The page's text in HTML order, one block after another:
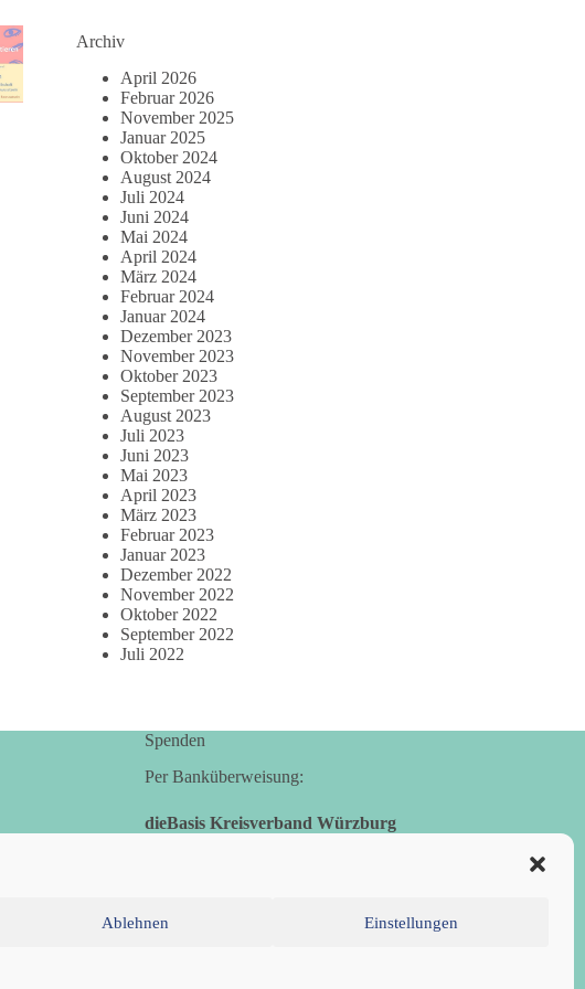
Ablehnen Einstellungen
Archiv
April 2026
Februar 2026
November 2025
Januar 2025
Oktober 2024
August 2024
Juli 2024
Juni 2024
Mai 2024
April 2024
März 2024
Februar 2024
Januar 2024
Dezember 2023
November 2023
Oktober 2023
September 2023
August 2023
Juli 2023
Juni 2023
Mai 2023
April 2023
März 2023
Februar 2023
Januar 2023
Dezember 2022
November 2022
Oktober 2022
September 2022
Juli 2022
Spenden
Per Banküberweisung:
dieBasis Kreisverband Würzburg